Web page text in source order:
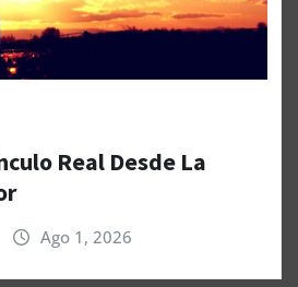
Real Desde La
Ago 1, 2026